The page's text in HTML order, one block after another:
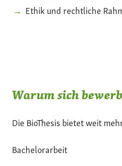
Ethik und rechtliche
Warum sich
Die BioThesis bietet weit
Bachelorarbeit